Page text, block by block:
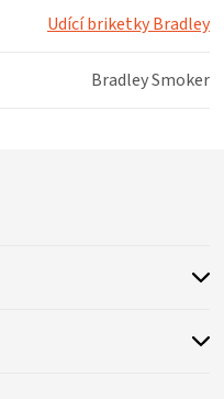
Udící briketky Bradley
Bradley Smoker